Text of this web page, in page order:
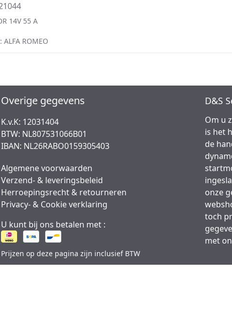
14V 55 A
ROMEO
Overige gegevens
K.v.K: 12031404
BTW: NL807531066B01
IBAN: NL26RABO0159305403
Algemene voorwaarden
Verzend- & leveringsbeleid
Herroepingsrecht & retourneren
Privacy- & Cookie verklaring
U kunt bij ons betalen met :
Prijzen op deze pagina zijn inclusief BTW
D&S
Om u
is het
de
onze
toch
met